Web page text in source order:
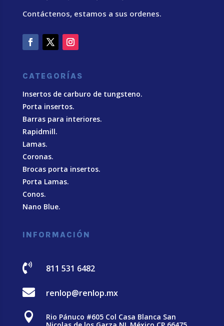
Contáctenos, estamos a sus ordenes.
CATEGORÍAS
Insertos de carburo de tungsteno.
Porta insertos.
Barras para interiores.
Rapidmill.
Lamas.
Coronas.
Brocas porta insertos.
Porta Lamas.
Conos.
Nano Blue.
INFORMACIÓN
 811 531 6482
 renlop@renlop.mx

Rio Pánuco #605 Col Casa Blanca San